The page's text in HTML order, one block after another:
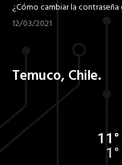
¿Cómo cambiar la
12/03/2021
Temuco, Chile.